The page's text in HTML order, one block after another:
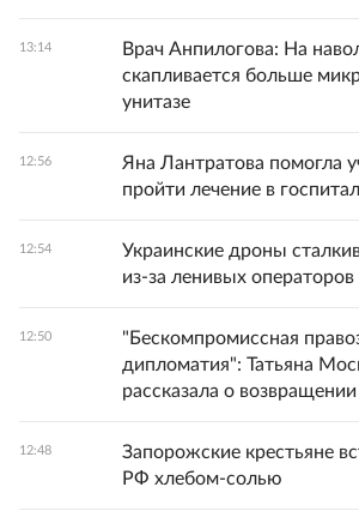
13:14
Врач Анпилогова: На
скапливается больше
унитазе
12:56
Яна Лантратова помогла
пройти лечение в
12:54
Украинские дроны
из-за ленивых операторов
12:50
"Бескомпромиссная
дипломатия": Татьяна
рассказала о
12:48
Запорожские крестьяне
РФ хлебом-солью